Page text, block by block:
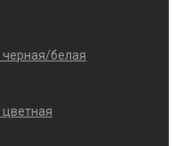
черная/белая